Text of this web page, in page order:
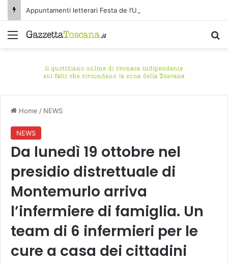
Appuntamenti letterari Festa de l’Unità Certaldo
Menu
Home / NEWS
NEWS
Da lunedì 19 ottobre nel
presidio distrettuale di
Montemurlo arriva
l’infermiere di famiglia. Un
team di 6 infermieri per le
cure a casa dei cittadini